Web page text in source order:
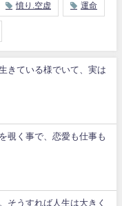
憤り.空虚 運命
きている様でいて、実は
覗く事で、恋愛も仕事も
そうすれば人生は大きく